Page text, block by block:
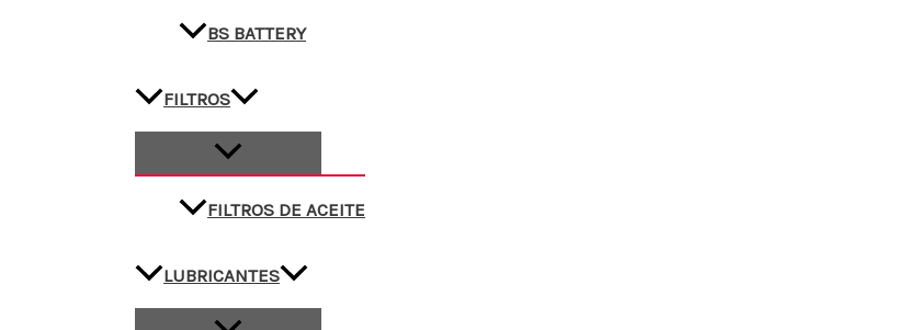
BS BATTERY
FILTROS
FILTROS DE ACEITE
LUBRICANTES